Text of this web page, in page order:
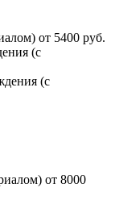
от 5400 руб.
(с
(с
от 8000